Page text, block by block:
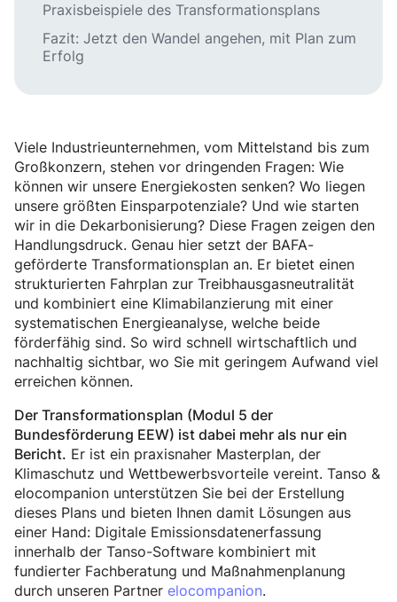
Praxisbeispiele des Transformationsplans
Fazit: Jetzt den Wandel angehen, mit Plan zum
Erfolg
Viele Industrieunternehmen, vom Mittelstand bis zum
Großkonzern, stehen vor dringenden Fragen: Wie
können wir unsere Energiekosten senken? Wo liegen
unsere größten Einsparpotenziale? Und wie starten
wir in die Dekarbonisierung? Diese Fragen zeigen den
Handlungsdruck. Genau hier setzt der BAFA-
geförderte Transformationsplan an. Er bietet einen
strukturierten Fahrplan zur Treibhausgasneutralität
und kombiniert eine Klimabilanzierung mit einer
systematischen Energieanalyse, welche beide
förderfähig sind. So wird schnell wirtschaftlich und
nachhaltig sichtbar, wo Sie mit geringem Aufwand viel
erreichen können.
Der Transformationsplan (Modul 5 der
Bundesförderung EEW) ist dabei mehr als nur ein
Bericht. Er ist ein praxisnaher Masterplan, der
Klimaschutz und Wettbewerbsvorteile vereint. Tanso &
elocompanion unterstützen Sie bei der Erstellung
dieses Plans und bieten Ihnen damit Lösungen aus
einer Hand: Digitale Emissionsdatenerfassung
innerhalb der Tanso-Software kombiniert mit
fundierter Fachberatung und Maßnahmenplanung
durch unseren Partner elocompanion.